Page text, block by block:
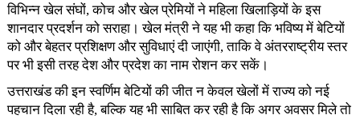
विभिन्न खेल संघों, कोच और खेल प्रेमियों ने महिला खिलाड़ियों के इस
शानदार प्रदर्शन को सराहा। खेल मंत्री ने यह भी कहा कि भविष्य में बेटियों
को और बेहतर प्रशिक्षण और सुविधाएं दी जाएंगी, ताकि वे अंतरराष्ट्रीय स्तर
पर भी इसी तरह देश और प्रदेश का नाम रोशन कर सकें।
उत्तराखंड की इन स्वर्णिम बेटियों की जीत न केवल खेलों में राज्य को नई
पहचान दिला रही है, बल्कि यह भी साबित कर रही है कि अगर अवसर मिले तो